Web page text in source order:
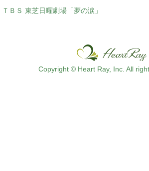
ＴＢＳ 東芝日曜劇場「夢の涙」
Copyright © Heart Ray, Inc. All